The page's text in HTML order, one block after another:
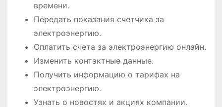
времени.
Передать показания счетчика за
электроэнергию.
Оплатить счета за электроэнергию онлайн.
Изменить контактные данные.
Получить информацию о тарифах на
электроэнергию.
Узнать о новостях и акциях компании.